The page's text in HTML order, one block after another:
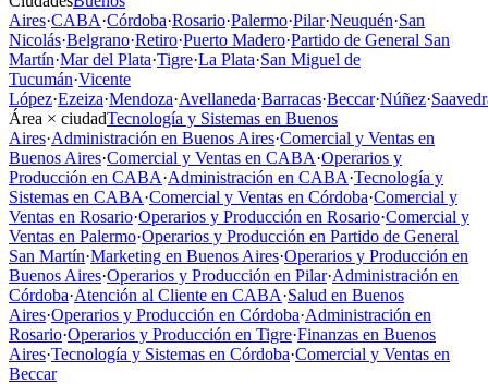
Aires·CABA·Córdoba·Rosario·Palermo·Pilar·Neuquén·San
Nicolás·Belgrano·Retiro·Puerto Madero·Partido de General San
Martín·Mar del Plata·Tigre·La Plata·San Miguel de
Tucumán·Vicente
López·Ezeiza·Mendoza·Avellaneda·Barracas·Beccar·Núñez·
Área × ciudadTecnología y Sistemas en Buenos
Aires·Administración en Buenos Aires·Comercial y Ventas en
Buenos Aires·Comercial y Ventas en CABA·Operarios y
Producción en CABA·Administración en CABA·Tecnología y
Sistemas en CABA·Comercial y Ventas en Córdoba·Comercial y
Ventas en Rosario·Operarios y Producción en Rosario·Comercial y
Ventas en Palermo·Operarios y Producción en Partido de General
San Martín·Marketing en Buenos Aires·Operarios y Producción en
Buenos Aires·Operarios y Producción en Pilar·Administración en
Córdoba·Atención al Cliente en CABA·Salud en Buenos
Aires·Operarios y Producción en Córdoba·Administración en
Rosario·Operarios y Producción en Tigre·Finanzas en Buenos
Aires·Tecnología y Sistemas en Córdoba·Comercial y Ventas en
Beccar